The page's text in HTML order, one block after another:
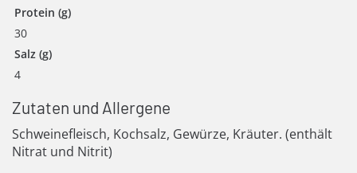
Protein (g)
30
Salz (g)
4
Zutaten und Allergene
Schweinefleisch, Kochsalz, Gewürze, Kräuter. (enthält
Nitrat und Nitrit)